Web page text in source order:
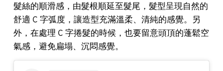
髮絲的順滑感，由髮根順延至髮尾，髮型呈現自然的
舒適 C 字弧度，讓造型充滿溫柔、清純的感覺。另
外，在處理 C 字捲髮的時候，也要留意頭頂的蓬鬆空
氣感，避免扁塌、沉悶感覺。